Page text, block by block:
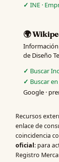
INE ·
🌍
de Diseño
Buscar
Buscar
Google ·
Recursos
enlace de
coincidencia
oficial: para
Registro